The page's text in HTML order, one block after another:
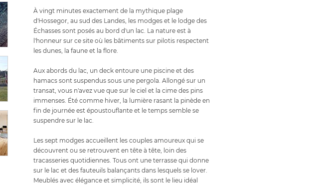
À vingt minutes exactement de la mythique plage
d'Hossegor, au sud des Landes, les modges et le lodge des
Échasses sont posés au bord d'un lac. La nature est à
l'honneur sur ce site où les bâtiments sur pilotis respectent
les dunes, la faune et la flore.
Aux abords du lac, un deck entoure une piscine et des
hamacs sont suspendus sous une pergola. Allongé sur un
transat, vous n'avez vue que sur le ciel et la cime des pins
immenses. Été comme hiver, la lumière rasant la pinède en
fin de journée est époustouflante et le temps semble se
suspendre sur le lac.
Les sept modges accueillent les couples amoureux qui se
découvrent ou se retrouvent en tête à tête, loin des
tracasseries quotidiennes. Tous ont une terrasse qui donne
sur le lac et des fauteuils balançants dans lesquels se lover.
Meublés avec élégance et simplicité, ils sont le lieu idéal